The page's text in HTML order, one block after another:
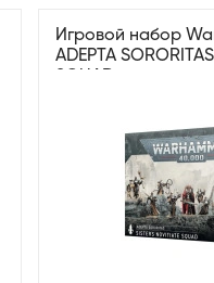
Игровой набор
ADEPTA